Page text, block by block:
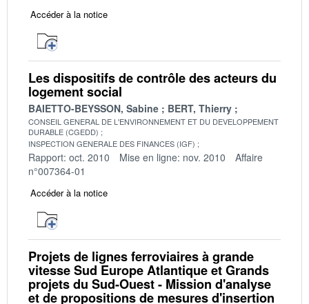
Accéder à la notice
Les dispositifs de contrôle des acteurs du
logement social
BAIETTO-BEYSSON, Sabine BERT, Thierry
CONSEIL GENERAL DE L'ENVIRONNEMENT ET DU DEVELOPPEMENT
DURABLE (CGEDD)
INSPECTION GENERALE DES FINANCES (IGF)
Rapport: oct. 2010 Mise en ligne: nov. 2010
Affaire
n°007364-01
Accéder à la notice
Projets de lignes ferroviaires à grande
vitesse Sud Europe Atlantique et Grands
projets du Sud-Ouest - Mission d'analyse
et de propositions de mesures d'insertion